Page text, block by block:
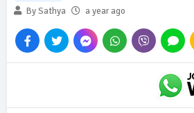
By Sathya
a year ago